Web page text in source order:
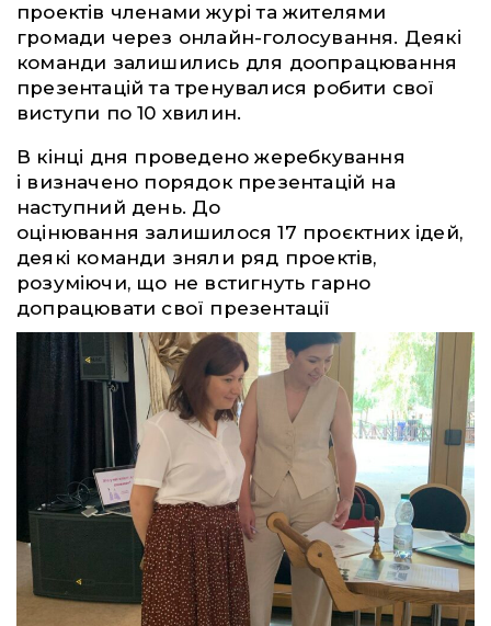
проектів членами журі та жителями
громади через онлайн-голосування. Деякі
команди залишились для доопрацювання
презентацій та тренувалися робити свої
виступи по 10 хвилин.
В кінці дня проведено жеребкування
і визначено порядок презентацій на
наступний день. До
оцінювання залишилося 17 проєктних ідей,
деякі команди зняли ряд проектів,
розуміючи, що не встигнуть гарно
допрацювати свої презентації